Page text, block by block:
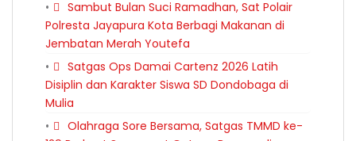
Sambut Bulan Suci Ramadhan, Sat Polair
Polresta Jayapura Kota Berbagi Makanan di
Jembatan Merah Youtefa
Satgas Ops Damai Cartenz 2026 Latih
Disiplin dan Karakter Siswa SD Dondobaga di
Mulia
Olahraga Sore Bersama, Satgas TMMD ke-